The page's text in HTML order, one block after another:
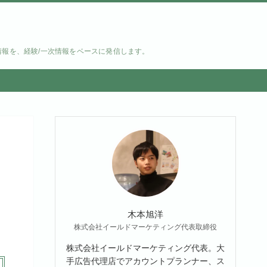
を、経験/一次情報をベースに発信します。
木本旭洋
株式会社イールドマーケティング代表取締役
株式会社イールドマーケティング代表。大
手広告代理店でアカウントプランナー、ス